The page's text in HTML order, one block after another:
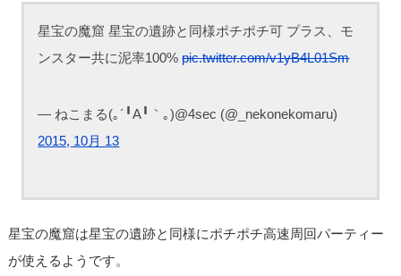
星宝の魔窟 星宝の遺跡と同様ポチポチ可 プラス、モ
ンスター共に泥率100%pic.twitter.com/v1yB4L01Sm
— ねこまる(｡´╹A╹｀｡)@4sec (@_nekonekomaru)
2015, 10月 13
星宝の魔窟は星宝の遺跡と同様にポチポチ高速周回パーティー
が使えるようです。